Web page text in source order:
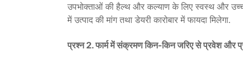
उपभोक्ताओं की हैल्थ और कल्याण के लिए स्वस्थ और
में उत्पाद की मांग तथा डेयरी कारोबार में फायदा मिलेगा.
प्रश्न 2. फार्म में संक्रमण किन-किन जरिए से प्रवेश और